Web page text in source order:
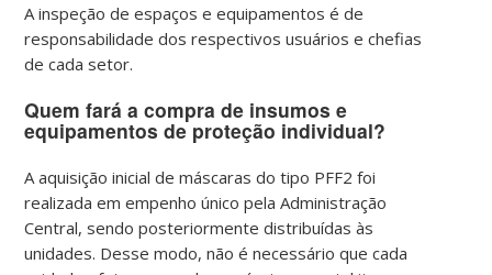
A inspeção de espaços e equipamentos é de
responsabilidade dos respectivos usuários e chefias
de cada setor.
Quem fará a compra de insumos e
equipamentos de proteção individual?
A aquisição inicial de máscaras do tipo PFF2 foi
realizada em empenho único pela Administração
Central, sendo posteriormente distribuídas às
unidades. Desse modo, não é necessário que cada